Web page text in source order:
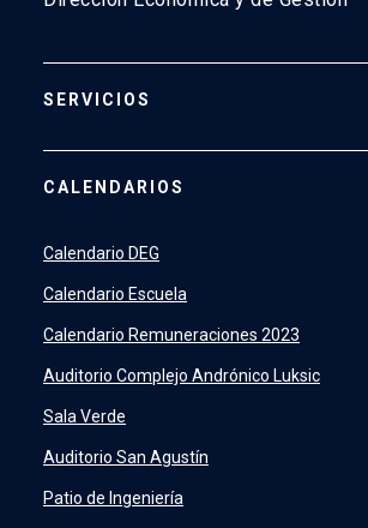
SERVICIOS
SIDINGlaunch
Academic Intelligence
PeopleSoftlaunch
ERPlaunch
CALENDARIOS
Calendario DEG
Calendario Escuela
Calendario Remuneraciones 2023
Auditorio Complejo Andrónico Luksic
Sala Verde
Auditorio San Agustín
Patio de Ingeniería